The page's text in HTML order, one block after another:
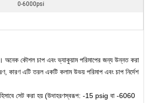
0-6000psi
অনেক কৌশল চাপ এবং ভ্যাকুয়াম পরিমাপের জন্য উন্নত করা
কারণ এটি তরল একটি কলাম উভয় পরিমাপ এবং চাপ নির্দেশ
হিসাবে সেট করা হয় (উদাহরণস্বরূপ: -15 psig বা -6060